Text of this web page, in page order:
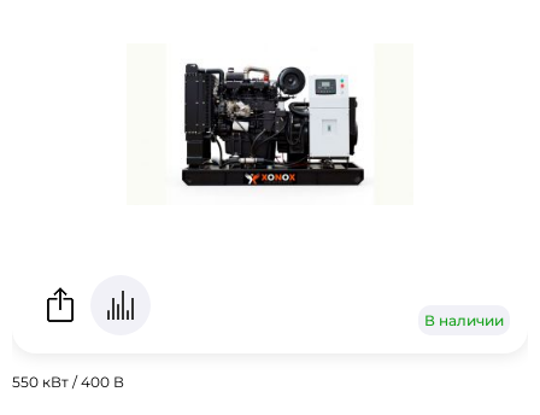
В наличии
550 кВт / 400 В